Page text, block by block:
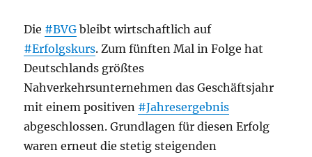
Die #BVG bleibt wirtschaftlich auf
#Erfolgskurs. Zum fünften Mal in Folge hat
Deutschlands größtes
Nahverkehrsunternehmen das Geschäftsjahr
mit einem positiven #Jahresergebnis
abgeschlossen. Grundlagen für diesen Erfolg
waren erneut die stetig steigenden